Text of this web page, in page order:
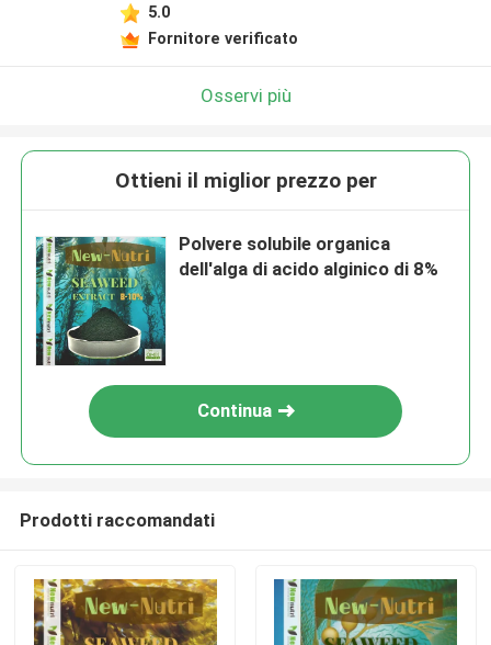
5.0
Fornitore verificato
Osservi più
Ottieni il miglior prezzo per
Polvere solubile organica
dell'alga di acido alginico di 8%
Continua
Prodotti raccomandati